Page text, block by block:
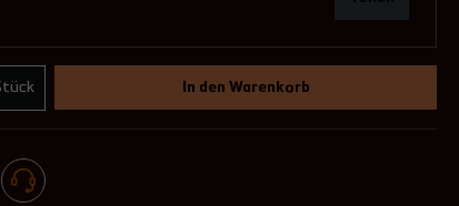
In den Warenkorb